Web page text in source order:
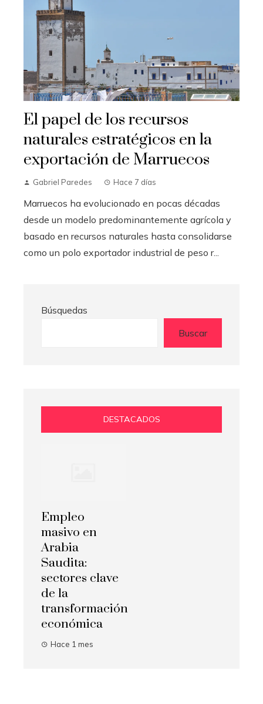
El papel de los recursos
naturales estratégicos en la
exportación de Marruecos
Gabriel Paredes Hace 7 días
Marruecos ha evolucionado en pocas décadas
desde un modelo predominantemente agrícola y
basado en recursos naturales hasta consolidarse
como un polo exportador industrial de peso r...
Búsquedas
Buscar
DESTACADOS
Empleo
masivo en
Arabia
Saudita:
sectores clave
de la
transformación
económica
Hace 1 mes